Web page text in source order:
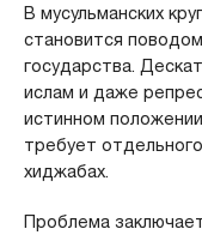
В мусульманских
становится
государства.
ислам и даже
истинном
требует
хиджабах.
Проблема